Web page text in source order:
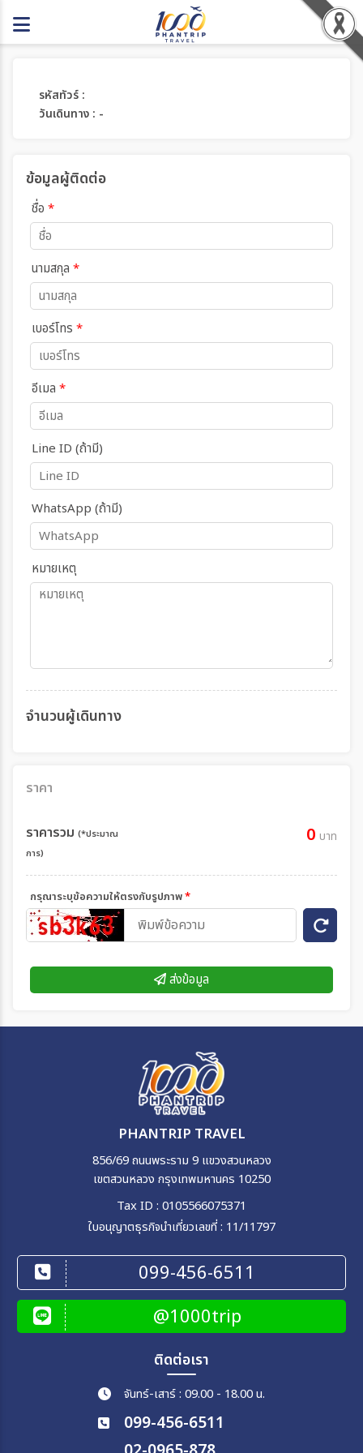
รหัสทัวร์ :
วันเดินทาง : -
ข้อมูลผู้ติดต่อ
ชื่อ *
นามสกุล *
เบอร์โทร *
อีเมล *
Line ID (ถ้ามี)
WhatsApp (ถ้ามี)
หมายเหตุ
จำนวนผู้เดินทาง
ราคา
ราคารวม (*ประมาณ
การ)
0 บาท
กรุณาระบุข้อความให้ตรงกับรูปภาพ*
ส่งข้อมูล
PHANTRIP TRAVEL
856/69 ถนนพระราม 9 แขวงสวนหลวง
เขตสวนหลวง กรุงเทพมหานคร 10250
Tax ID : 0105566075371
ใบอนุญาตธุรกิจนำเที่ยวเลขที่ : 11/11797
099-456-6511
@1000trip
ติดต่อเรา
จันทร์-เสาร์ : 09.00 - 18.00 น.
099-456-6511